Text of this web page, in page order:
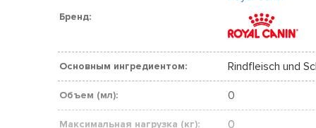
Бренд:
Основным ингредиентом: Rindfleisch und
Объем (мл): 0
Максимальная нагрузка (кг): 0